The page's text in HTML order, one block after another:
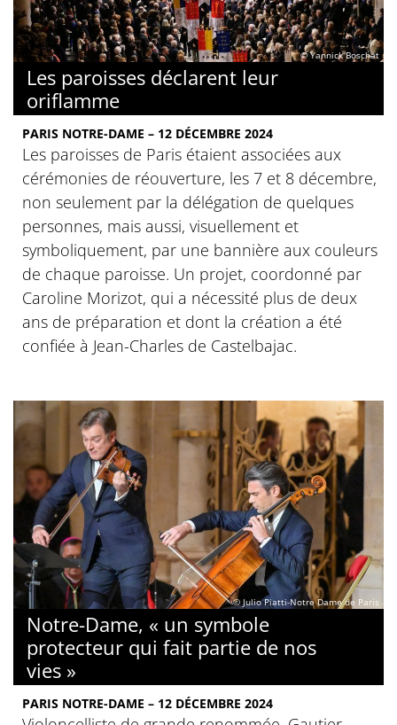
© Yannick Boschat
Les paroisses déclarent leur
oriflamme
PARIS NOTRE-DAME – 12 DÉCEMBRE 2024
Les paroisses de Paris étaient associées aux
cérémonies de réouverture, les 7 et 8 décembre,
non seulement par la délégation de quelques
personnes, mais aussi, visuellement et
symboliquement, par une bannière aux couleurs
de chaque paroisse. Un projet, coordonné par
Caroline Morizot, qui a nécessité plus de deux
ans de préparation et dont la création a été
confiée à Jean-Charles de Castelbajac.
© Julio Piatti-Notre Dame de Paris
Notre-Dame, « un symbole
protecteur qui fait partie de nos
vies »
PARIS NOTRE-DAME – 12 DÉCEMBRE 2024